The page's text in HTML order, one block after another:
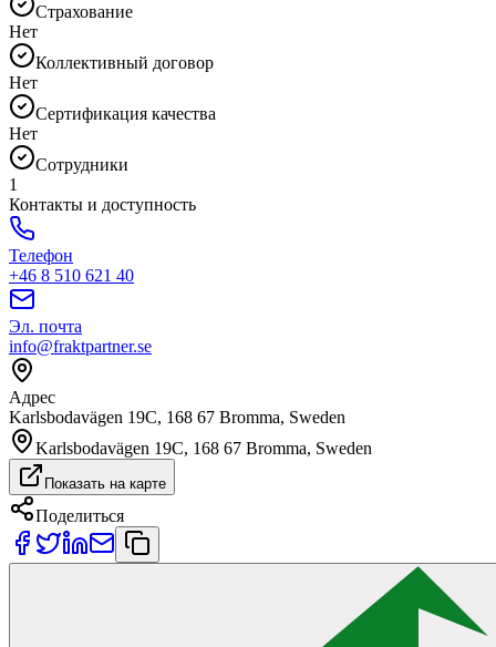
Страхование
Нет
Коллективный договор
Нет
Сертификация качества
Нет
Сотрудники
1
Контакты и доступность
Телефон
+46 8 510 621 40
Эл. почта
info@fraktpartner.se
Адрес
Karlsbodavägen 19C, 168 67 Bromma, Sweden
Karlsbodavägen 19C, 168 67 Bromma, Sweden
Показать на карте
Поделиться